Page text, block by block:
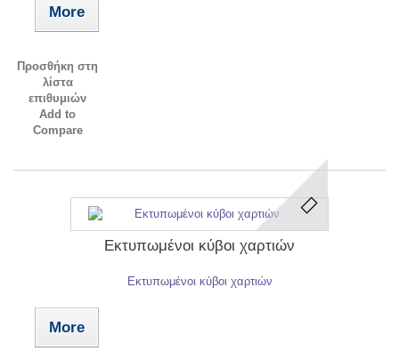
More
Προσθήκη στη
λίστα
επιθυμιών
Add to
Compare
Eκτυπωμένοι κύβοι χαρτιών
Eκτυπωμένοι κύβοι χαρτιών
More